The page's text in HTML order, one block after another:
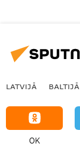
LATVIJĀ BALTIJĀ
OK